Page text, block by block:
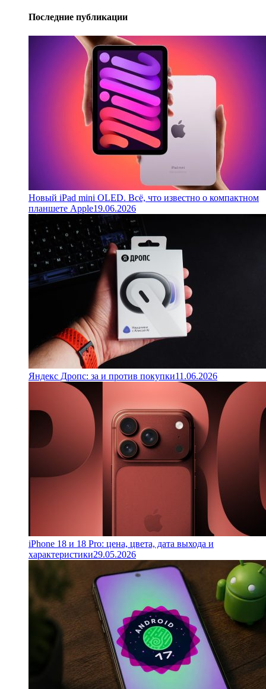
Последние публикации
Новый iPad mini OLED. Всё, что известно о компактном
планшете Apple19.06.2026
Яндекс Дропс: за и против покупки11.06.2026
iPhone 18 и 18 Pro: цена, цвета, дата выхода и
характеристики29.05.2026